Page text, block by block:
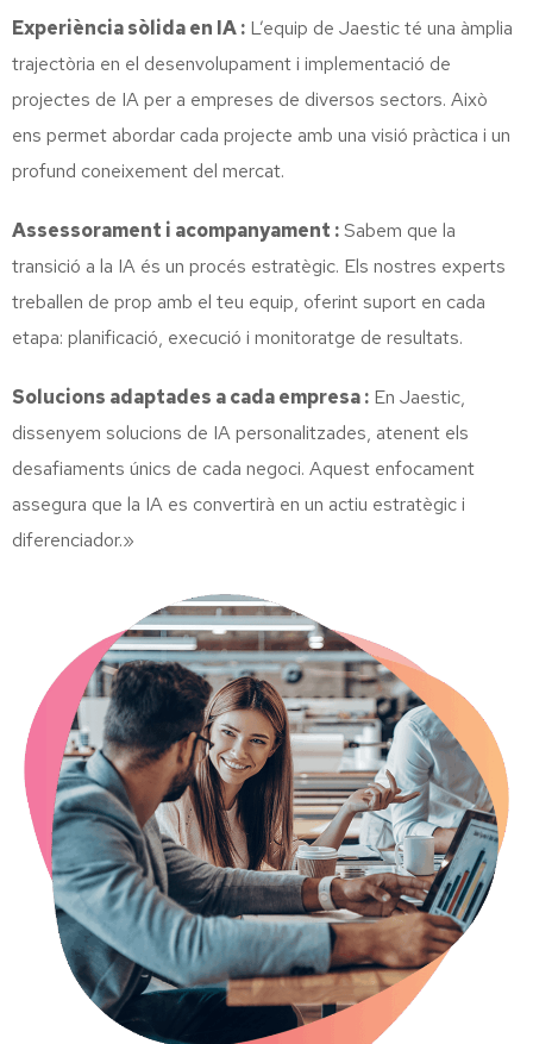
Experiència sòlida en IA : L’equip de Jaestic té una àmplia
trajectòria en el desenvolupament i implementació de
projectes de IA per a empreses de diversos sectors. Això
ens permet abordar cada projecte amb una visió pràctica i un
profund coneixement del mercat.
Assessorament i acompanyament :Sabem que la
transició a la IA és un procés estratègic. Els nostres experts
treballen de prop amb el teu equip, oferint suport en cada
etapa: planificació, execució i monitoratge de resultats.
Solucions adaptades a cada empresa : En Jaestic,
dissenyem solucions de IA personalitzades, atenent els
desafiaments únics de cada negoci. Aquest enfocament
assegura que la IA es convertirà en un actiu estratègic i
diferenciador.»